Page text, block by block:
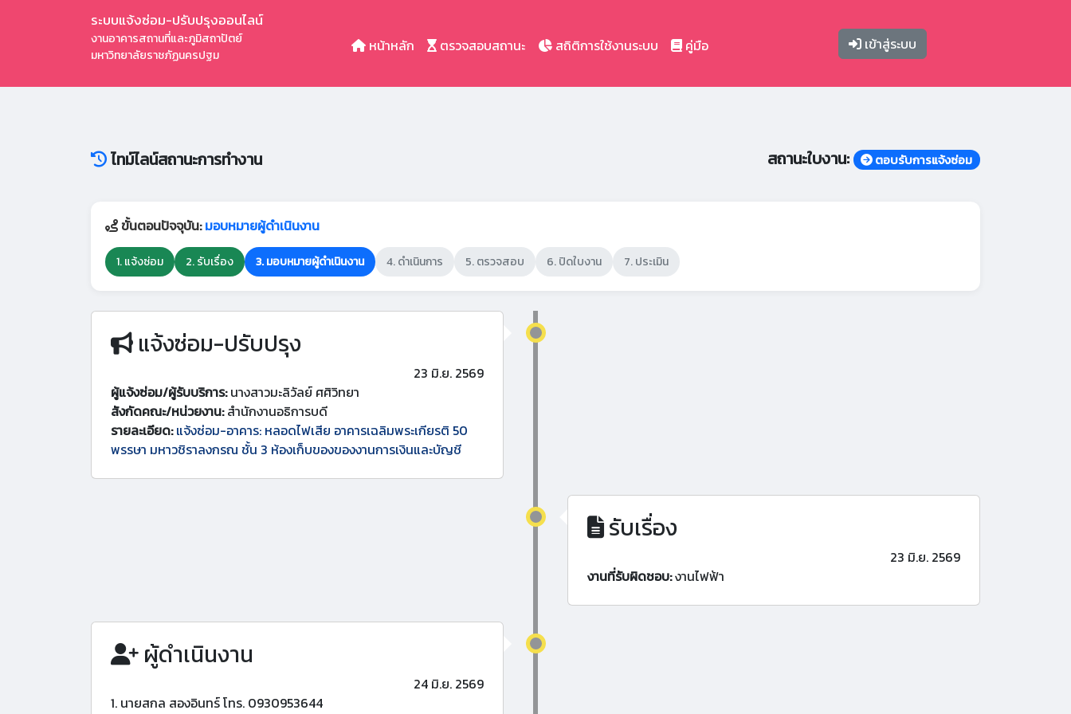
ระบบแจ้งซ่อม-ปรับปรุงออนไลน์
งานอาคารสถานที่และภูมิสถาปัตย์
มหาวิทยาลัยราชภัฏนครปฐม
หน้าหลัก ตรวจสอบสถานะ สถิติการใช้งานระบบ คู่มือ เข้าสู่ระบบ
ไทม์ไลน์สถานะการทำงาน สถานะใบงาน: ตอบรับการแจ้งซ่อม
ขั้นตอนปัจจุบัน:มอบหมายผู้ดำเนินงาน
1. แจ้งซ่อม 2. รับเรื่อง 3. มอบหมายผู้ดำเนินงาน 4. ดำเนินการ 5. ตรวจสอบ 6. ปิดใบงาน 7. ประเมิน
แจ้งซ่อม-ปรับปรุง
23 มิ.ย. 2569
ผู้แจ้งซ่อม/ผู้รับบริการ:นางสาวมะลิวัลย์ ศศิวิทยา
สังกัดคณะ/หน่วยงาน:สำนักงานอธิการบดี
รายละเอียด: แจ้งซ่อม-อาคาร: หลอดไฟเสีย อาคารเฉลิมพระเกียรติ 50
พรรษา มหาวชิราลงกรณ ชั้น 3 ห้องเก็บของของงานการเงินและบัญชี
รับเรื่อง
23 มิ.ย. 2569
งานที่รับผิดชอบ:งานไฟฟ้า
ผู้ดำเนินงาน
24 มิ.ย. 2569
1. นายสกล สองอินทร์ โทร. 0930953644